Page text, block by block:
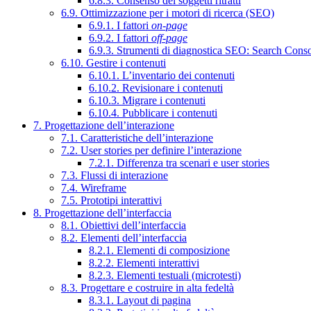
6.9. Ottimizzazione per i motori di ricerca (SEO)
6.9.1. I fattori on-page
6.9.2. I fattori off-page
6.9.3. Strumenti di diagnostica SEO: Search
6.10. Gestire i contenuti
6.10.1. L’inventario dei contenuti
6.10.2. Revisionare i contenuti
6.10.3. Migrare i contenuti
6.10.4. Pubblicare i contenuti
7. Progettazione dell’interazione
7.1. Caratteristiche dell’interazione
7.2. User stories per definire l’interazione
7.2.1. Differenza tra scenari e user stories
7.3. Flussi di interazione
7.4. Wireframe
7.5. Prototipi interattivi
8. Progettazione dell’interfaccia
8.1. Obiettivi dell’interfaccia
8.2. Elementi dell’interfaccia
8.2.1. Elementi di composizione
8.2.2. Elementi interattivi
8.2.3. Elementi testuali (microtesti)
8.3. Progettare e costruire in alta fedeltà
8.3.1. Layout di pagina